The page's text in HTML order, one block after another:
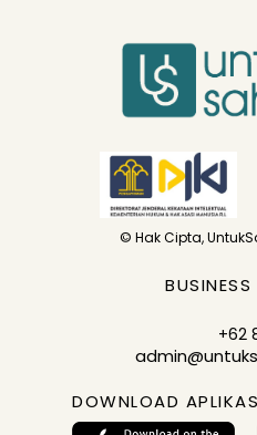
© Hak Cipta,
+62
DOWNLOAD